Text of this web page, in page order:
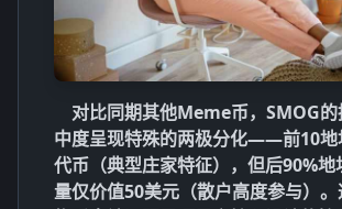
对比同期其他Meme币，SMOG的
中度呈现特殊的两极分化——前10地
代币（典型庄家特征），但后90%地
量仅价值50美元（散户高度参与）